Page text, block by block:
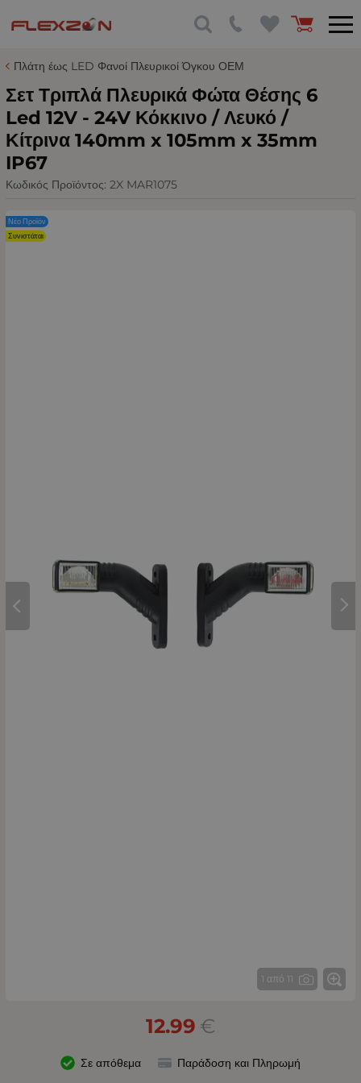
Πλάτη έως LED Φανοί Πλευρικοί Όγκου ΟΕΜ
Σετ Τριπλά Πλευρικά Φώτα Θέσης 6
Led 12V - 24V Κόκκινο / Λευκό /
Κίτρινα 140mm x 105mm x 35mm
IP67
Κωδικός Προϊόντος: 2X MAR1075
1 από 11
Νέο Προϊόν
Συνιστάται
12.99 €
Σε απόθεμα Παράδοση και Πληρωμή